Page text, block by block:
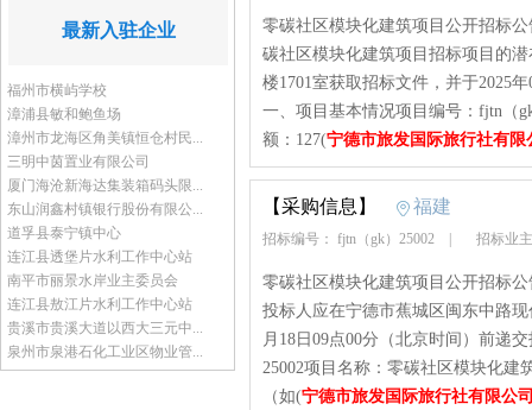
最新入驻企业
福州市横屿学校
漳浦县敏和鲍鱼场
漳州市龙海区角美镇恒仓村民...
三明中茵置业有限公司
厦门海沧新海达集装箱码头限...
东山润鑫村镇银行股份有限公...
道孚县泰宁镇中心
连江县透堡片水利工作中心站
南平市丽景水岸业主委员会
连江县敖江片水利工作中心站
贵溪市贵溪大道以西大三元中...
泉州市泉港石化工业区物业管...
零碳社区模块化建筑项目公开招标
碳社区模块化建筑项目招标项目的
楼1701室获取招标文件，并于2025
一、项目基本情况项目编号：fjtn（
额：127(宁德市旅发国际旅行社有限
【采购信息】 福建
招标编号： fjtn（gk）25002 招标业
零碳社区模块化建筑项目公开招标
投标人应在宁德市蕉城区闽东中路
月18日09点00分（北京时间）前递
25002项目名称：零碳社区模块化建
（如(宁德市旅发国际旅行社有限公